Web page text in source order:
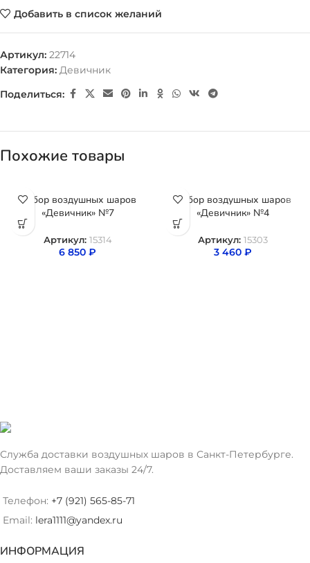
Добавить в список желаний
Артикул: 22714
Категория: Девичник
Поделиться:
Похожие товары
Набор воздушных шаров
«Девичник» №7
Артикул: 15314
6 850 ₽
Набор воздушных шаров
«Девичник» №4
Артикул: 15303
3 460 ₽
Служба доставки воздушных шаров в Санкт-Петербурге.
Доставляем ваши заказы 24/7.
Телефон: +7 (921) 565-85-71
Email: lera1111@yandex.ru
ИНФОРМАЦИЯ